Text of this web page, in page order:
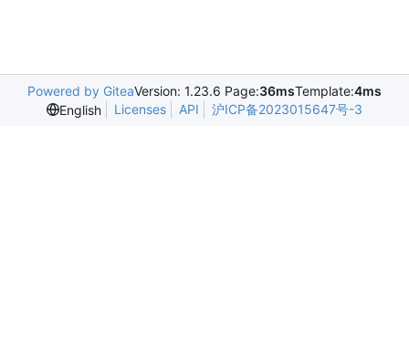
Powered by GiteaVersion: 1.23.6 Page:36msTemplate:4ms
English
Licenses API 沪ICP备2023015647号-3